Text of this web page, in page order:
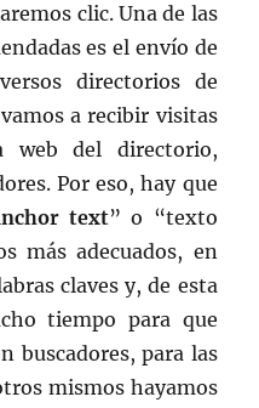
clic. Una de las
es el envío de
directorios de
a recibir visitas
web del directorio,
Por eso, hay que
text” o “texto
más adecuados, en
claves y, de esta
tiempo para que
buscadores, para las
mismos hayamos